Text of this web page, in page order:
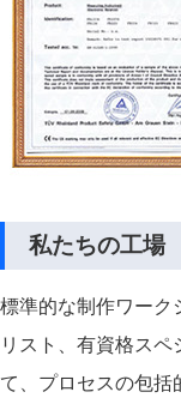
私たちの工場
標準的な制作ワー
リスト、有資格ス
て、プロセスの包